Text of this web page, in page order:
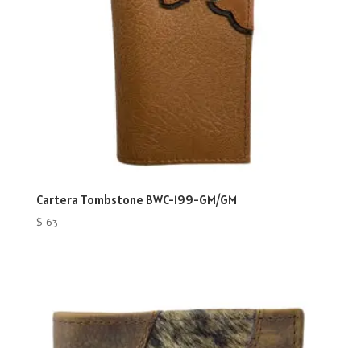
Cartera Tombstone BWC-199-GM/GM
$ 63